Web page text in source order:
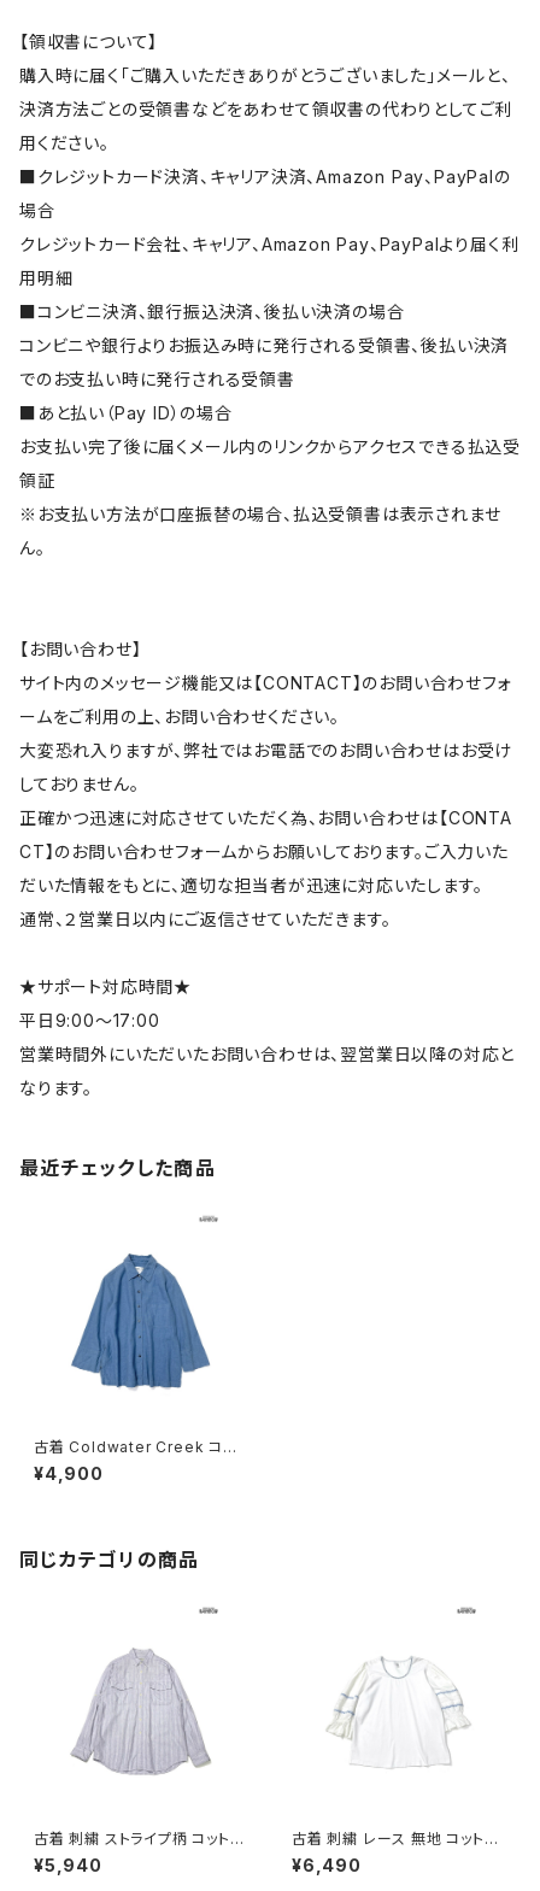
【領収書について】
購入時に届く「ご購入いただきありがとうございました」メールと、
決済方法ごとの受領書などをあわせて領収書の代わりとしてご利
用ください。
■クレジットカード決済、キャリア決済、Amazon Pay、PayPalの
場合
クレジットカード会社、キャリア、Amazon Pay、PayPalより届く利
用明細
■コンビニ決済、銀行振込決済、後払い決済の場合
コンビニや銀行よりお振込み時に発行される受領書、後払い決済
でのお支払い時に発行される受領書
■あと払い（Pay ID）の場合
お支払い完了後に届くメール内のリンクからアクセスできる払込受
領証
※お支払い方法が口座振替の場合、払込受領書は表示されませ
ん。
【お問い合わせ】
サイト内のメッセージ機能又は【CONTACT】のお問い合わせフォ
ームをご利用の上、お問い合わせください。
大変恐れ入りますが、弊社ではお電話でのお問い合わせはお受け
しておりません。
正確かつ迅速に対応させていただく為、お問い合わせは【CONTA
CT】のお問い合わせフォームからお願いしております。ご入力いた
だいた情報をもとに、適切な担当者が迅速に対応いたします。
通常、２営業日以内にご返信させていただきます。
★サポート対応時間★
平日9:00～17:00
営業時間外にいただいたお問い合わせは、翌営業日以降の対応と
なります。
最近チェックした商品
古着 Coldwater Creek コー
ルドウォータークリーク スリット
無地 リネン 長袖 シャツ 青 (ttu
¥4,900
同じカテゴリの商品
古着 刺繍 ストライプ柄 コットン
100％ 長袖 シャツ パステル 紫
(ttu2603112)
¥5,940
古着 刺繍 レース 無地 コットン
七分袖 ブラウス 白 (ttu26060
27)
¥6,490